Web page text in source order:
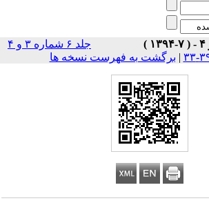
جلد ۶ شماره ۳ و ۴
|برگشت به فهرست نسخه ها